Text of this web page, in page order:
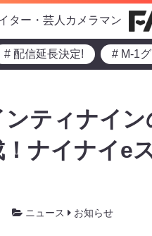
ター・芸人カメラマン
# 配信延長決定! # M-1
ンティナイ
！ナイナイe
ニュース お知らせ